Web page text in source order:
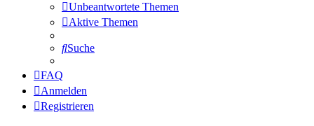
Unbeantwortete Themen
Aktive Themen
Suche
FAQ
Anmelden
Registrieren